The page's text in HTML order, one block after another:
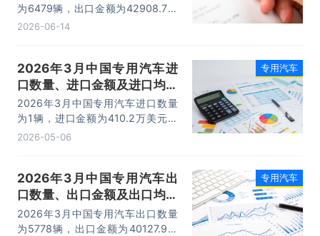
为6479辆，出口金额为42908.7万
美元，出口均价为6.6万美元/辆。
2026-06-14
2026年3月中国专用汽车进
口数量、进口金额及进口均价
统计分析
2026年3月中国专用汽车进口数量
为1辆，进口金额为410.2万美元，
进口均价为410.2万美元/辆。
2026-05-06
专用汽车
2026年3月中国专用汽车出
口数量、出口金额及出口均价
统计分析
2026年3月中国专用汽车出口数量
为5778辆，出口金额为40127.9万
专用汽车